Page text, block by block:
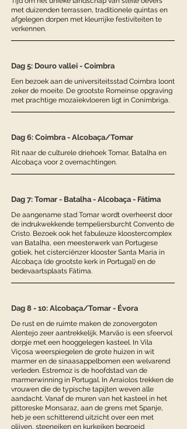
met duizenden terrassen, traditionele quintas en
afgelegen dorpen met kleurrijke festiviteiten te
verkennen.
Dag 5: Douro vallei - Coimbra
Een bezoek aan de universiteitsstad Coimbra loont
zeker de moeite. De grootste Romeinse opgraving
met prachtige mozaïekvloeren ligt in Conímbriga.
Dag 6: Coimbra - Alcobaça/Tomar
Rit naar de culturele driehoek Tomar, Batalha en
Alcobaça voor 2 overnachtingen.
Dag 7: Tomar - Batalha - Alcobaça - Fátima
De aangename stad Tomar wordt overheerst door
de indrukwekkende tempeliersburcht Convento de
Cristo. Bezoek ook het fabuleuze kloostercomplex
van Batalha, een meesterwerk van Portugese
gotiek, het cisterciënzer klooster Santa Maria in
Alcobaça (de grootste kerk in Portugal) en de
bedevaartsplaats Fátima.
Dag 8 - 10: Alcobaça/Tomar - Évora
De rust en de ruimte maken de zonovergoten
Alentejo zeer aantrekkelijk. Marvão is een sfeervol
dorpje met een hooggelegen kasteel. In Vila
Viçosa weerspiegelen de grote huizen in wit
marmer en de sinaasappelbomen een welvarend
verleden. Estremoz is de hoofdstad van de
marmerwinning in Portugal. In Arraiolos trekken de
vrouwen die de typische tapijten weven alle
aandacht. Vanaf de muren van het kasteel in het
pittoreske Monsaraz, aan de grens met Spanje,
heb je een schitterend uitzicht over een met
olijven, steeneiken en kurkeiken begroeid